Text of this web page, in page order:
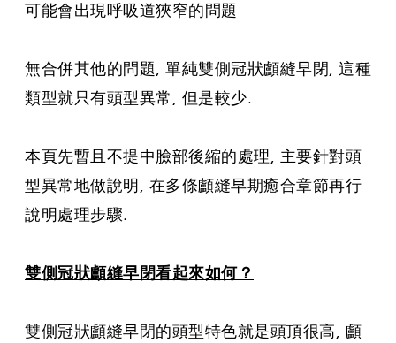
可能會出現呼吸道狹窄的問題
無合併其他的問題, 單純雙側冠狀顱縫早閉, 這種
類型就只有頭型異常, 但是較少.
本頁先暫且不提中臉部後縮的處理, 主要針對頭
型異常地做說明, 在多條顱縫早期癒合章節再行
說明處理步驟.
雙側冠狀顱縫早閉看起來如何？
雙側冠狀顱縫早閉的頭型特色就是頭頂很高, 顱